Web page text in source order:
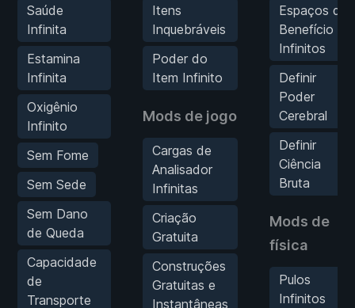
Saúde
Infinita
Estamina
Infinita
Oxigênio
Infinito
Sem Fome
Sem Sede
Sem Dano
de Queda
Capacidade
de
Transporte
Itens
Inquebráveis
Poder do
Item Infinito
Mods de jogo
Cargas de
Analisador
Infinitas
Criação
Gratuita
Construções
Gratuitas e
Instantâneas
Espaços de
Benefício
Infinitos
Definir
Poder
Cerebral
Definir
Ciência
Bruta
Mods de
física
Pulos
Infinitos